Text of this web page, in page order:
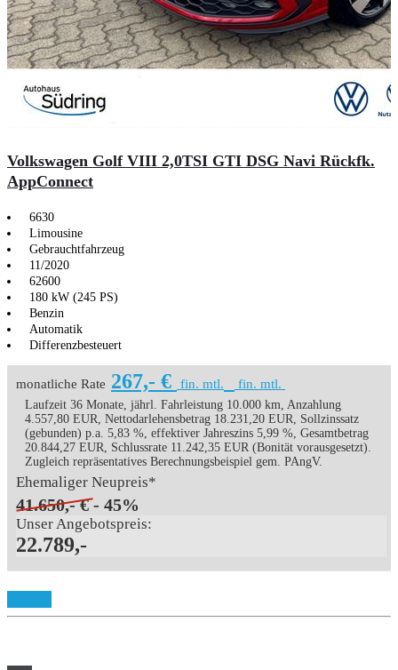
Volkswagen Golf VIII 2,0TSI GTI DSG Navi Rückfk.
AppConnect
6630
Limousine
Gebrauchtfahrzeug
11/2020
62600
180 kW (245 PS)
Benzin
Automatik
Differenzbesteuert
monatliche Rate 267,- € fin. mtl. fin. mtl.
Laufzeit 36 Monate, jährl. Fahrleistung 10.000 km, Anzahlung
4.557,80 EUR, Nettodarlehensbetrag 18.231,20 EUR, Sollzinssatz
(gebunden) p.a. 5,83 %, effektiver Jahreszins 5,99 %, Gesamtbetrag
20.844,27 EUR, Schlussrate 11.242,35 EUR (Bonität vorausgesetzt).
Zugleich repräsentatives Berechnungsbeispiel gem. PAngV.
Ehemaliger Neupreis*
41.650,- € - 45%
Unser Angebotspreis:
22.789,-